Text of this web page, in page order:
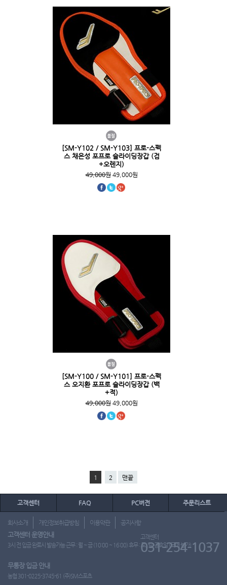
[SM-Y102 / SM-Y103] 프로-스펙
스 채은성 포프로 슬라이딩장갑 (검
+오렌지)
49,000원49,000원
[SM-Y100 / SM-Y101] 프로-스펙
스 오지환 포프로 슬라이딩장갑 (백
+적)
49,000원49,000원
1 2 맨끝
고객센터 FAQ PC버전 주문리스트
회사소개 개인정보취급방침 이용약관 공지사항
고객센터 운영안내
3시 전 입금 완료시 발송가능 근무 : 월 ~ 금 (10:00 ~ 16:00) 휴무 : 토, 일, 공휴일 (도매 불가)
고객센터
031-254-1037
무통장 입금 안내
농협 301-0225-3745-61 (주)SM스포츠